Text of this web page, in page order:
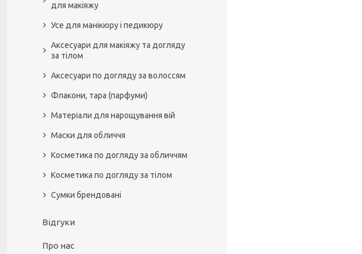
для макіяжу
Усе для манікюру і педикюру
Аксесуари для макіяжу та догляду
за тілом
Аксесуари по догляду за волоссям
Флакони, тара (парфуми)
Матеріали для нарощування вій
Маски для обличчя
Косметика по догляду за обличчям
Косметика по догляду за тілом
Сумки брендовані
Відгуки
Про нас